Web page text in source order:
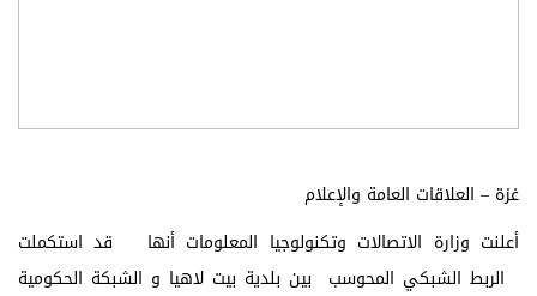
غزة – العلاقات العامة والإعلام
أعلنت وزارة الاتصالات وتكنولوجيا المعلومات أنها قد استكملت
الربط الشبكي المحوسب بين بلدية بيت لاهيا و الشبكة الحكومية